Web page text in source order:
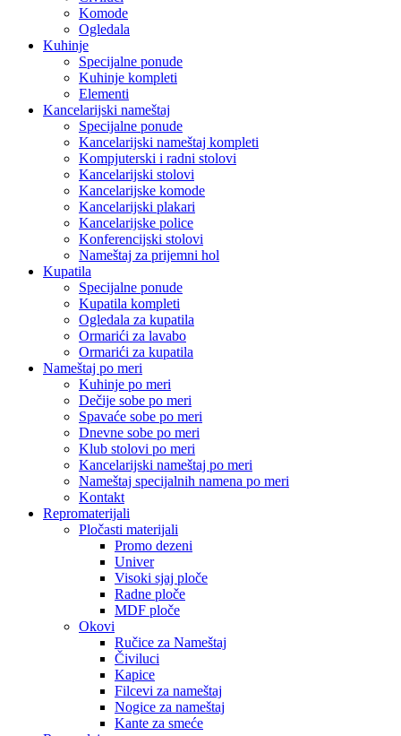
Komode
Ogledala
Kuhinje
Specijalne ponude
Kuhinje kompleti
Elementi
Kancelarijski nameštaj
Specijalne ponude
Kancelarijski nameštaj kompleti
Kompjuterski i radni stolovi
Kancelarijski stolovi
Kancelarijske komode
Kancelarijski plakari
Kancelarijske police
Konferencijski stolovi
Nameštaj za prijemni hol
Kupatila
Specijalne ponude
Kupatila kompleti
Ogledala za kupatila
Ormarići za lavabo
Ormarići za kupatila
Nameštaj po meri
Kuhinje po meri
Dečije sobe po meri
Spavaće sobe po meri
Dnevne sobe po meri
Klub stolovi po meri
Kancelarijski nameštaj po meri
Nameštaj specijalnih namena po meri
Kontakt
Repromaterijali
Pločasti materijali
Promo dezeni
Univer
Visoki sjaj ploče
Radne ploče
MDF ploče
Okovi
Ručice za Nameštaj
Čiviluci
Kapice
Filcevi za nameštaj
Nogice za nameštaj
Kante za smeće